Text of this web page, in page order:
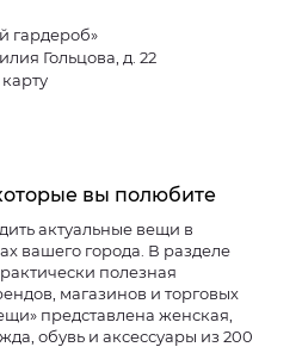
гардероб»
Гольцова, д. 22
вы полюбите
актуальные вещи в
вашего города. В разделе
полезная
магазинов и торговых
представлена женская,
обувь и аксессуары из 200